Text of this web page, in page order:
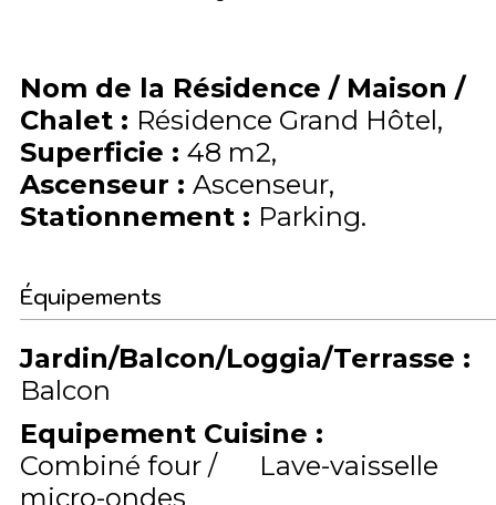
Nom de la Résidence / Maison /
Chalet : Résidence Grand Hôtel
Superficie : 48 m2
Ascenseur : Ascenseur
Stationnement : Parking
Équipements
Jardin/Balcon/Loggia/Terrasse :
Balcon
Equipement Cuisine :
Combiné four /
micro-ondes
Lave-vaisselle